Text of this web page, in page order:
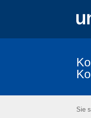
KomFrag-Sie